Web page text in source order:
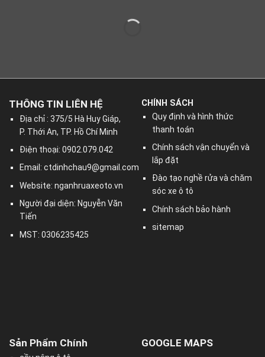
THÔNG TIN LIÊN HỆ
Địa chỉ : 375/5 Hà Huy Giáp,
P. Thới An, TP. Hồ Chí Minh
Điện thoại: 0902.079.042
Email:ctdinhchau9@gmail.com
Website: nganhruaxeoto.vn
Người đại diện: Nguyễn Văn
Tiến
MST: 0306235425
CHÍNH SÁCH
Quy định và hình thức
thanh toán
Chính sách vận chuyển và
lắp đặt
Đào tạo nghề rửa và chăm
sóc xe ô tô
Chính sách bảo hành
sitemap
Sản Phẩm Chính GOOGLE MAPS